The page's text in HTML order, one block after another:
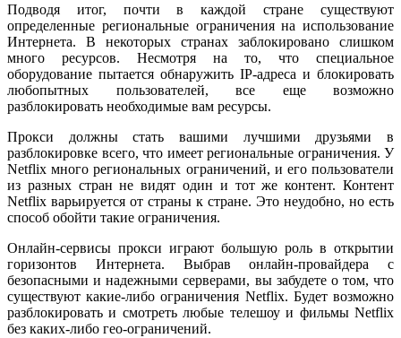
Подводя итог, почти в каждой стране существуют
определенные региональные ограничения на использование
Интернета. В некоторых странах заблокировано слишком
много ресурсов. Несмотря на то, что специальное
оборудование пытается обнаружить IP-адреса и блокировать
любопытных пользователей, все еще возможно
разблокировать необходимые вам ресурсы.
Прокси должны стать вашими лучшими друзьями в
разблокировке всего, что имеет региональные ограничения. У
Netflix много региональных ограничений, и его пользователи
из разных стран не видят один и тот же контент. Контент
Netflix варьируется от страны к стране. Это неудобно, но есть
способ обойти такие ограничения.
Онлайн-сервисы прокси играют большую роль в открытии
горизонтов Интернета. Выбрав онлайн-провайдера с
безопасными и надежными серверами, вы забудете о том, что
существуют какие-либо ограничения Netflix. Будет возможно
разблокировать и смотреть любые телешоу и фильмы Netflix
без каких-либо гео-ограничений.